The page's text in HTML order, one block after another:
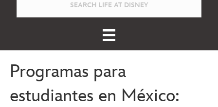
Programas para
estudiantes en México: